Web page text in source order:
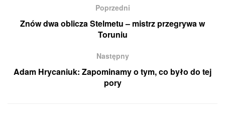
Poprzedni
Znów dwa oblicza Stelmetu – mistrz przegrywa w
Toruniu
Następny
Adam Hrycaniuk: Zapominamy o tym, co było do tej
pory